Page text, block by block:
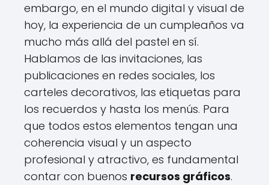
embargo, en el mundo digital y visual de
hoy, la experiencia de un cumpleaños va
mucho más allá del pastel en sí.
Hablamos de las invitaciones, las
publicaciones en redes sociales, los
carteles decorativos, las etiquetas para
los recuerdos y hasta los menús. Para
que todos estos elementos tengan una
coherencia visual y un aspecto
profesional y atractivo, es fundamental
contar con buenos recursos gráficos.